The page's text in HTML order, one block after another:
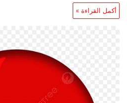
أكمل القراءة »